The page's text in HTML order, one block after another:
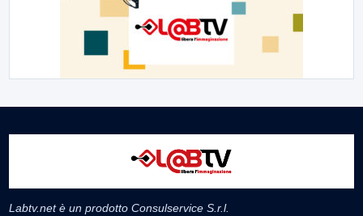
Labtv.net è un prodotto Consulservice S.r.l.